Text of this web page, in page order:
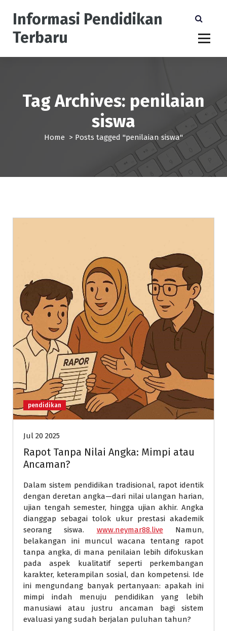
Informasi Pendidikan
Terbaru
Tag Archives: penilaian
siswa
Home > Posts tagged "penilaian siswa"
pendidikan
Jul 20 2025
Rapot Tanpa Nilai Angka: Mimpi atau
Ancaman?
Dalam sistem pendidikan tradisional, rapot identik
dengan deretan angka—dari nilai ulangan harian,
ujian tengah semester, hingga ujian akhir. Angka
dianggap sebagai tolok ukur prestasi akademik
seorang siswa. www.neymar88.liveNamun,
belakangan ini muncul wacana tentang rapot
tanpa angka, di mana penilaian lebih difokuskan
pada aspek kualitatif seperti perkembangan
karakter, keterampilan sosial, dan kompetensi. Ide
ini mengundang banyak pertanyaan: apakah ini
mimpi indah menuju pendidikan yang lebih
manusiawi atau justru ancaman bagi sistem
evaluasi yang sudah berjalan puluhan tahun?